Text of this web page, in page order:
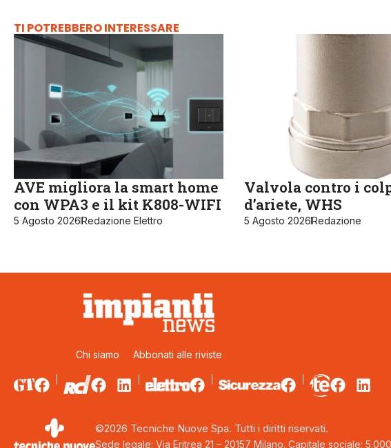
TI POTREBBERO INTERESSARE
AVE migliora la smart home
con WPA3 e il kit K808-WIFI
5 Agosto 2026Redazione Elettro
Valvola contro i
d’ariete, WHS
5 Agosto 2026Redazione
Chi siamo Abbonati alle riviste
©2026 Tecniche Nuove Spa. Tutti i diritti riservati.
Sede legale: Via Eritrea 21 – 20157 Milano. Capitale sociale: